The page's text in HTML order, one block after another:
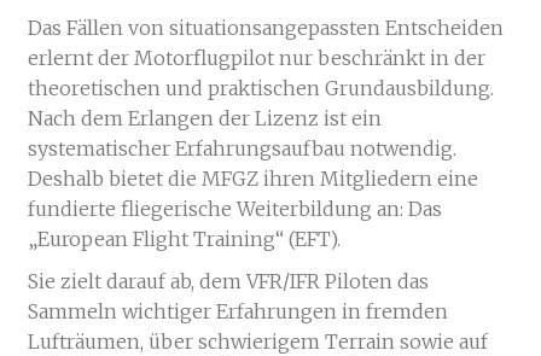
Das Fällen von situationsangepassten Entscheiden
erlernt der Motorflugpilot nur beschränkt in der
theoretischen und praktischen Grundausbildung.
Nach dem Erlangen der Lizenz ist ein
systematischer Erfahrungsaufbau notwendig.
Deshalb bietet die MFGZ ihren Mitgliedern eine
fundierte fliegerische Weiterbildung an: Das
„European Flight Training“ (EFT).
Sie zielt darauf ab, dem VFR/IFR Piloten das
Sammeln wichtiger Erfahrungen in fremden
Lufträumen, über schwierigem Terrain sowie auf